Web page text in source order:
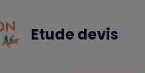
Etude devis